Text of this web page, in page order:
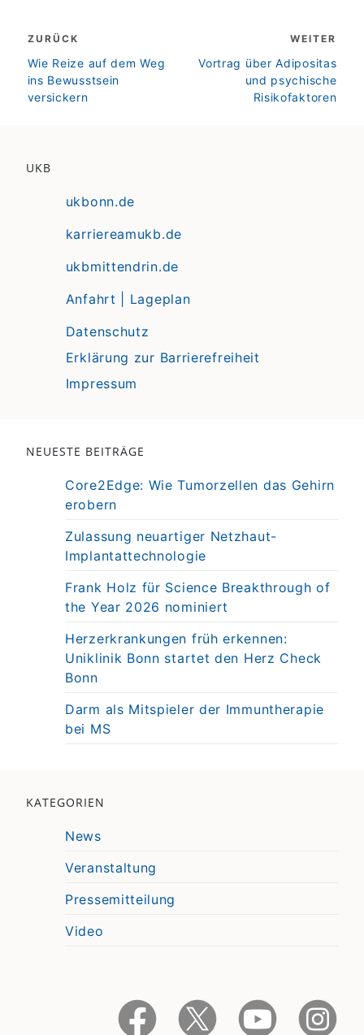
ZURÜCK
zurück
Wie Reize auf dem Weg
ins Bewusstsein
versickern
WEITER
weiter
Vortrag über Adipositas
und psychische
Risikofaktoren
UKB
ukbonn.de
karriereamukb.de
ukbmittendrin.de
Anfahrt | Lageplan
Datenschutz
Erklärung zur Barrierefreiheit
Impressum
NEUESTE BEITRÄGE
Core2Edge: Wie Tumorzellen das Gehirn
erobern
Zulassung neuartiger Netzhaut-
Implantattechnologie
Frank Holz für Science Breakthrough of
the Year 2026 nominiert
Herzerkrankungen früh erkennen:
Uniklinik Bonn startet den Herz Check
Bonn
Darm als Mitspieler der Immuntherapie
bei MS
KATEGORIEN
News
Veranstaltung
Pressemitteilung
Video